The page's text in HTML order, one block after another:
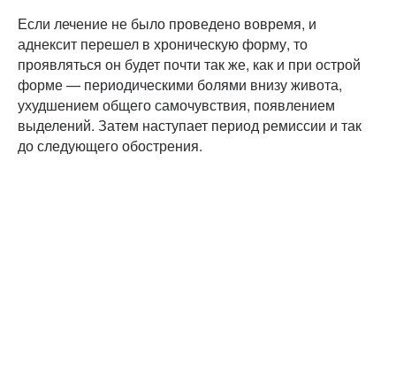
Если лечение не было проведено вовремя, и
аднексит перешел в хроническую форму, то
проявляться он будет почти так же, как и при острой
форме — периодическими болями внизу живота,
ухудшением общего самочувствия, появлением
выделений. Затем наступает период ремиссии и так
до следующего обострения.